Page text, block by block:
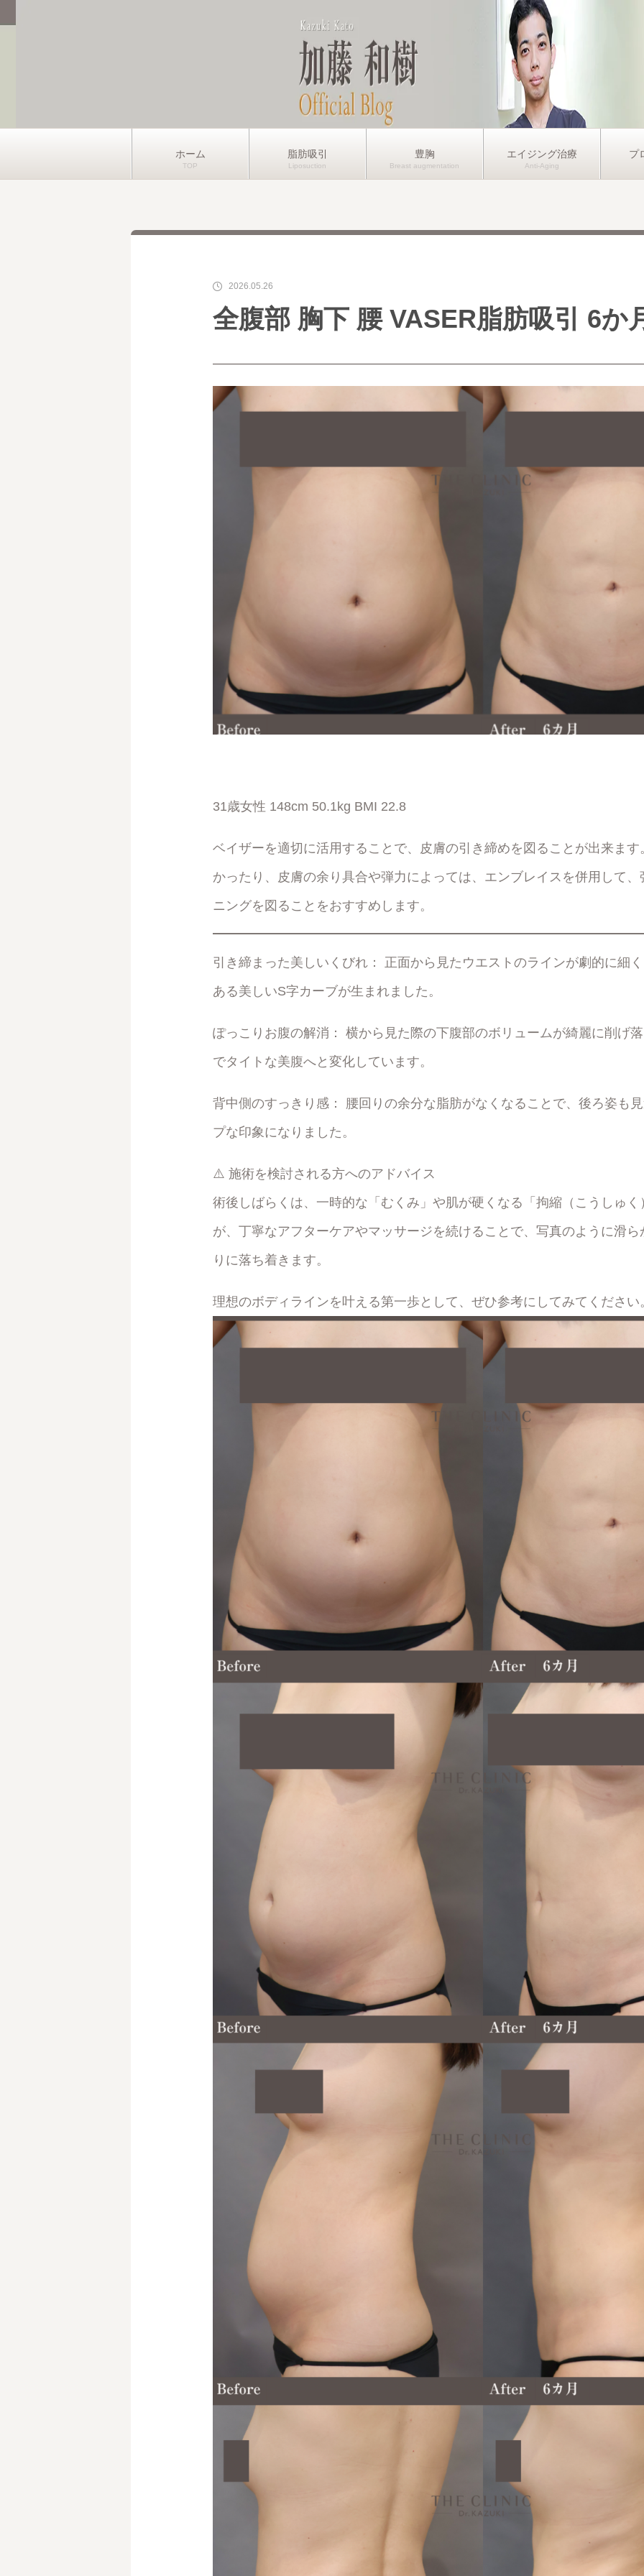
ホーム 脂肪吸引 豊胸 エイジング治療 プ
2026.05.26
全腹部 胸下 腰 VASER脂肪吸引 6か
31歳女性 148cm 50.1kg BMI 22.8
ベイザーを適切に活用することで、皮膚の引き締めを図ることが出来ま
かったり、皮膚の余り具合や弾力によっては、エンブレイスを併用して
ニングを図ることをおすすめします。
引き締まった美しいくびれ： 正面から見たウエストのラインが劇的に細
ある美しいS字カーブが生まれました。
ぽっこりお腹の解消： 横から見た際の下腹部のボリュームが綺麗に削げ
でタイトな美腹へと変化しています。
背中側のすっきり感： 腰回りの余分な脂肪がなくなることで、後ろ姿も
プな印象になりました。
⚠️ 施術を検討される方へのアドバイス
術後しばらくは、一時的な「むくみ」や肌が硬くなる「拘縮（こうしゅ
が、丁寧なアフターケアやマッサージを続けることで、写真のように滑
りに落ち着きます。
理想のボディラインを叶える第一歩として、ぜひ参考にしてみてください